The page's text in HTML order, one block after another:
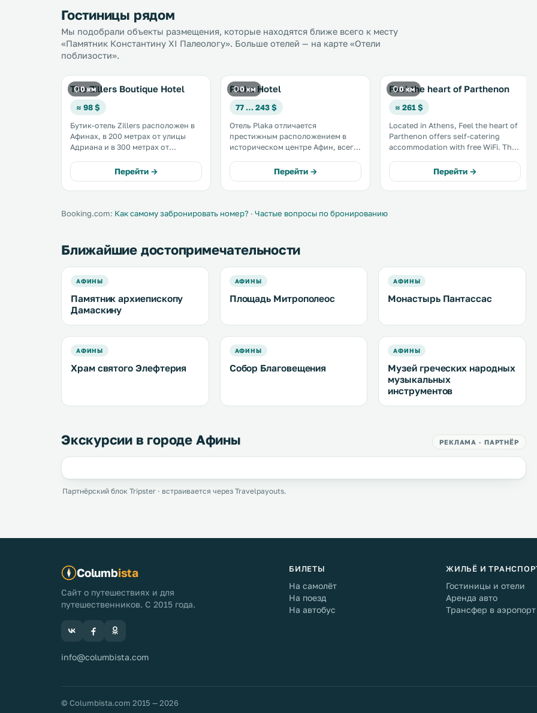
Гостиницы рядом
Мы подобрали объекты размещения, которые находятся ближе всего к месту
«Памятник Константину XI Палеологу». Больше отелей — на карте «Отели
поблизости».
0 км
The Zillers Boutique Hotel
≈ 98 $
Бутик-отель Zillers расположен в
Афинах, в 200 метрах от улицы
Адриана и в 300 метрах от
оценят прямой прямой вид на
Акрополь. .
Перейти →
0 км
Plaka Hotel
77 … 243 $
Отель Plaka отличается
престижным расположением в
историческом центре Афин, всего
Синтагма и в 2 кварталах от
станции метро Monastiraki. .
Перейти →
0 км
Feel the heart of Parthenon
≈ 261 $
Located in Athens, Feel the heart of
Parthenon offers self-catering
accommodation with free WiFi. The
Adrianou Street. The kitchen has a
dishwasher. A TV is available. .
Перейти →
Booking.com: Как самому забронировать номер? · Частые вопросы по бронированию
Ближайшие достопримечательности
АФИНЫ
Памятник архиепископу
Дамаскину
АФИНЫ
Площадь Митрополеос
АФИНЫ
Монастырь Пантассас
АФИНЫ
Храм святого Элефтерия
АФИНЫ
Собор Благовещения
АФИНЫ
Музей греческих народных
музыкальных
инструментов
Экскурсии в городе Афины РЕКЛАМА · ПАРТНЁР
Партнёрский блок Tripster · встраивается через Travelpayouts.
Columbista
Сайт о путешествиях и для
путешественников. С 2015 года.
info@columbista.com
БИЛЕТЫ
На самолёт
На поезд
На автобус
ЖИЛЬЁ И
Гостиницы и отели
Аренда авто
Трансфер в аэропорт
© Columbista.com 2015 — 2026